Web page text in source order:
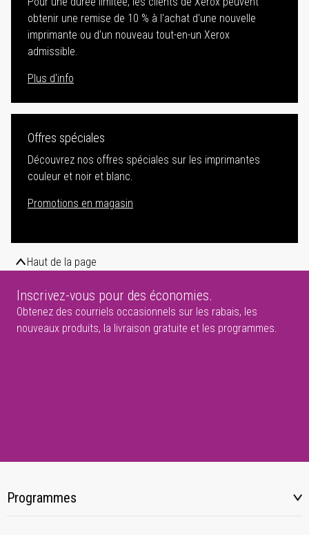
obtenir une remise de 10 % à l'achat d'une nouvelle
imprimante ou d'un nouveau tout-en-un Xerox
admissible.
Plus d'info
Offres spéciales
Découvrez nos offres spéciales sur les imprimantes
couleur et noir et blanc.
Promotions en magasin
Haut de la page
Inscrivez-vous pour des économies.
Obtenez des courriels occasionnels sur les rabais, les
nouveaux produits, la livraison gratuite et les programmes.
Programmes